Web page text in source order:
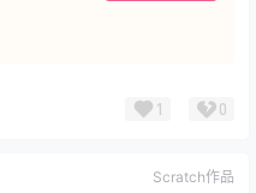
1 0
Scratch作品